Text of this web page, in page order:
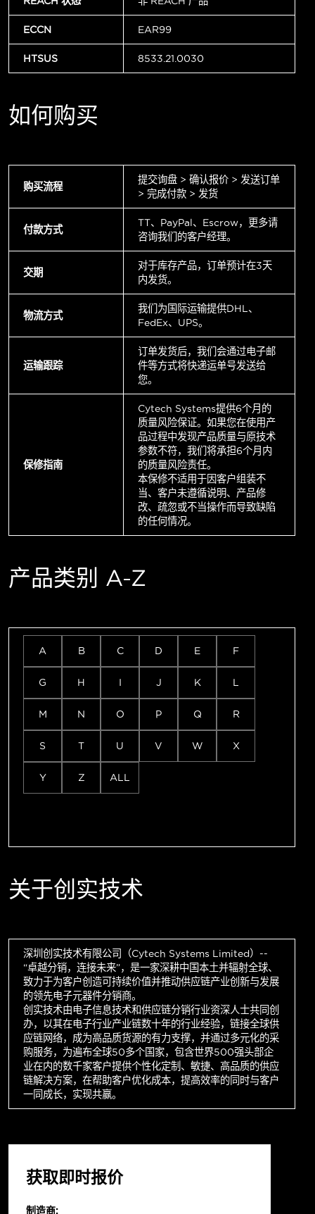
ECCN EAR99
HTSUS 8533.21.0030
如何购买
购买流程
提交询盘 > 确认报价 > 发送订单
> 完成付款 > 发货
付款方式
TT、PayPal、Escrow，更多请
咨询我们的客户经理。
交期
对于库存产品，订单预计在3天
内发货。
物流方式
我们为国际运输提供DHL、
FedEx、UPS。
运输跟踪
订单发货后，我们会通过电子邮
件等方式将快递运单号发送给
您。
保修指南
Cytech Systems提供6个月的
质量风险保证。如果您在使用产
品过程中发现产品质量与原技术
参数不符，我们将承担6个月内
的质量风险责任。
本保修不适用于因客户组装不
当、客户未遵循说明、产品修
改、疏忽或不当操作而导致缺陷
的任何情况。
产品类别 A-Z
A B C D E F
G H I J K L
M N O P Q R
S T U V W X
Y Z ALL
关于创实技术
深圳创实技术有限公司（Cytech Systems Limited）--
“卓越分销，连接未来”，是一家深耕中国本土并辐射全球、
致力于为客户创造可持续价值并推动供应链产业创新与发展
的领先电子元器件分销商。
创实技术由电子信息技术和供应链分销行业资深人士共同创
办，以其在电子行业产业链数十年的行业经验，链接全球供
应链网络，成为高品质货源的有力支撑，并通过多元化的采
购服务，为遍布全球50多个国家，包含世界500强头部企
业在内的数千家客户提供个性化定制、敏捷、高品质的供应
链解决方案，在帮助客户优化成本，提高效率的同时与客户
一同成长，实现共赢。
获取即时报价
制造商: